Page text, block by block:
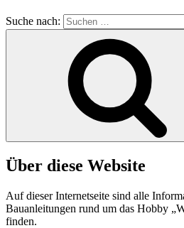
Suche nach:
Über diese Website
Auf dieser Internetseite sind alle
Bauanleitungen rund um das Hobby
finden.